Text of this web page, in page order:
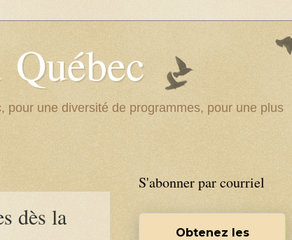
une diversité de programmes, pour une plus
dès la
S'abonner par courriel
Obtenez les